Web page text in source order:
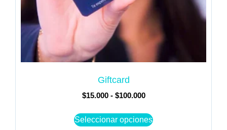
Giftcard
$15.000 - $100.000
Seleccionar opciones